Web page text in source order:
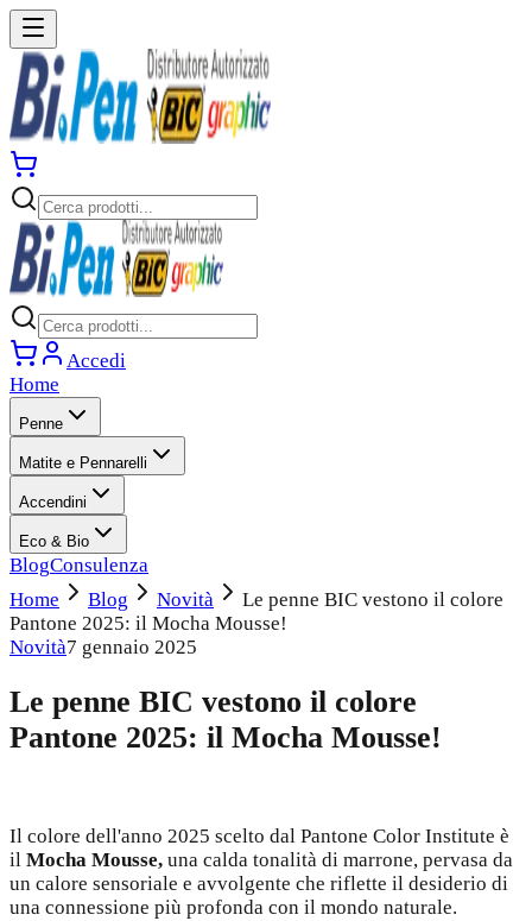
Accedi
Home
Penne
Matite e Pennarelli
Accendini
Eco & Bio
BlogConsulenza
Home
Blog Novità
Le penne BIC vestono il colore
Pantone 2025: il Mocha Mousse!
Novità7 gennaio 2025
Le penne BIC vestono il colore
Pantone 2025: il Mocha Mousse!
Il colore dell'anno 2025 scelto dal Pantone Color Institute è
il Mocha Mousse, una calda tonalità di marrone, pervasa da
un calore sensoriale e avvolgente che riflette il desiderio di
una connessione più profonda con il mondo naturale.